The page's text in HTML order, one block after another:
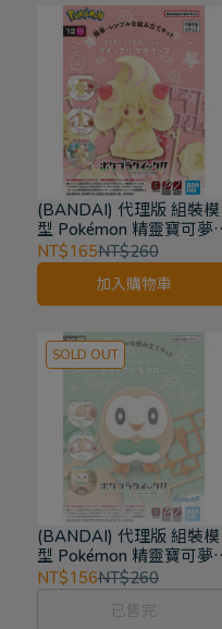
(BANDAI) 代理版 組裝模
型 Pokémon 精靈寶可夢
收藏集 快組版 霜奶仙 12
NT$165NT$260
加入購物車
SOLD OUT
(BANDAI) 代理版 組裝模
型 Pokémon 精靈寶可夢
PLAMO收藏集收藏集 快組
版!! 木木梟 10
NT$156NT$260
已售完